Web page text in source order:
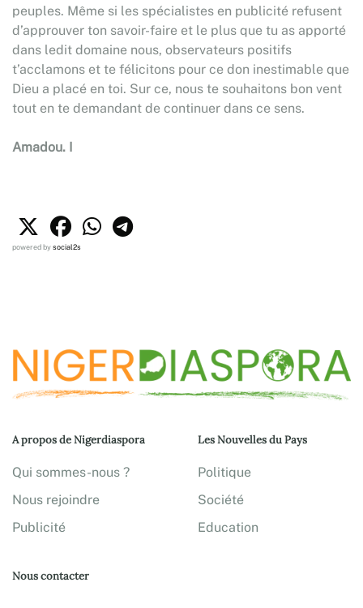
peuples. Même si les spécialistes en publicité refusent
d’approuver ton savoir-faire et le plus que tu as apporté
dans ledit domaine nous, observateurs positifs
t’acclamons et te félicitons pour ce don inestimable que
Dieu a placé en toi. Sur ce, nous te souhaitons bon vent
tout en te demandant de continuer dans ce sens.
Amadou. I
powered bysocial2s
A propos de Nigerdiaspora
Qui sommes-nous ?
Nous rejoindre
Publicité
Les Nouvelles du Pays
Politique
Société
Education
Nous contacter